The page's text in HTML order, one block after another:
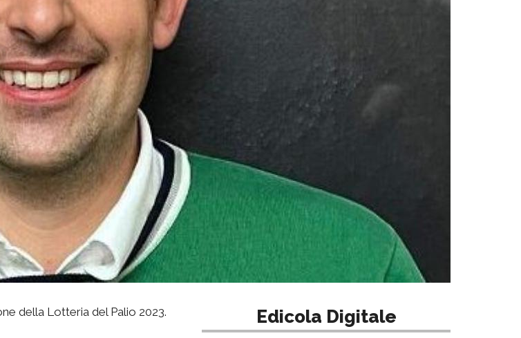
della Lotteria del Palio 2023.
Edicola Digitale